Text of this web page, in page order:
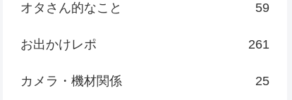
オタさん的なこと 59
お出かけレポ 261
カメラ・機材関係 25